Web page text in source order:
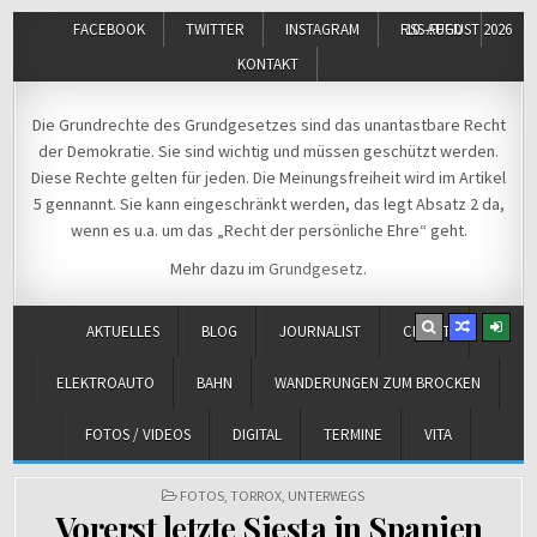
FACEBOOK TWITTER INSTAGRAM
RSS-FEED
KONTAKT
10. AUGUST 2026
Michael Voß
Die Grundrechte des Grundgesetzes sind das unantastbare Recht
der Demokratie. Sie sind wichtig und müssen geschützt werden.
Diese Rechte gelten für jeden. Die Meinungsfreiheit wird im Artikel
5 gennannt. Sie kann eingeschränkt werden, das legt Absatz 2 da,
wenn es u.a. um das „Recht der persönliche Ehre“ geht.
Mehr dazu im Grundgesetz.
AKTUELLES BLOG JOURNALIST CHRIST
ELEKTROAUTO BAHN WANDERUNGEN ZUM BROCKEN
FOTOS / VIDEOS DIGITAL TERMINE VITA
POSTED
FOTOS, TORROX, UNTERWEGS
Vorerst letzte Siesta in Spanien